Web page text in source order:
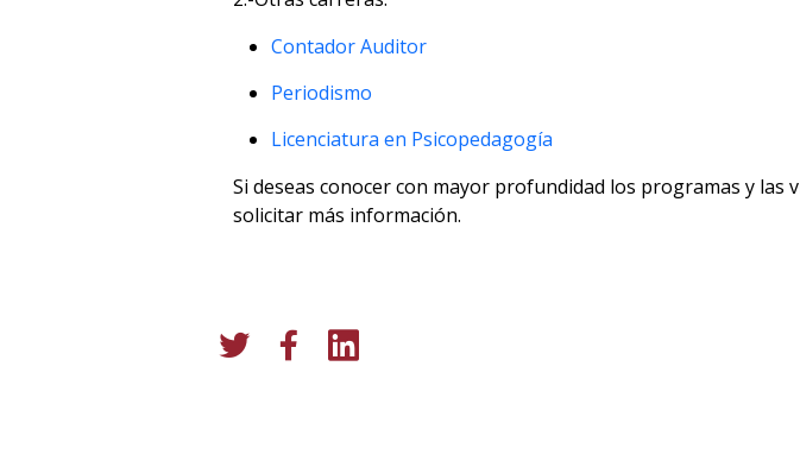
Contador Auditor
Periodismo
Licenciatura en Psicopedagogía
Si deseas conocer con mayor profundidad los programas y las
solicitar más información.